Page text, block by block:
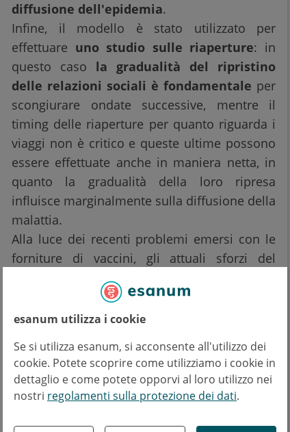
esanum utilizza i cookie
Se si utilizza esanum, si acconsente all'utilizzo dei
cookie. Potete scoprire come utilizziamo i cookie in
dettaglio e come potete opporvi al loro utilizzo nei
nostri regolamenti sulla protezione dei dati.
diffusione dell'epidemia.
Infine, il modello è stato utilizzato per
effettuare uno studio sulle riaperture: in
questo caso la gradualità del ripristino
delle relazioni sociali è fondamentale per
scongiurare ondate successive, mentre il
timing delle riaperture per quanto riguarda i
viaggi non è critico e queste ultime possono
essere effettuate anche in maniera netta, in
quanto la gradualità della loro ripresa
influisce marginalmente sulla diffusione della
malattia.
Alla luce dei recenti problemi emersi con le
forniture di vaccini, gli attuali sforzi del
gruppo di lavoro sono concentrati sulla
valutazione di diverse strategie di
vaccinazione, con l'obiettivo di fornire un
vaccinali efficaci.
Fonti: PoliFlash Politecnico di Torino Magazine. Covid-19: un modello per